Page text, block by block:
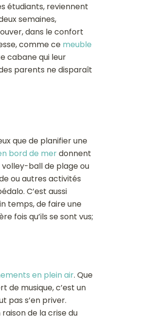
étudiants, reviennent
semaines,
dans le confort
comme ce meuble
cabane qui leur
parents ne disparaît
que de planifier une
bord de merdonnent
ball de plage ou
ou autres activités
C’est aussi
temps, de faire une
fois qu’ils se sont vus;
en plein air. Que
de musique, c’est un
pas s’en priver.
de la crise du